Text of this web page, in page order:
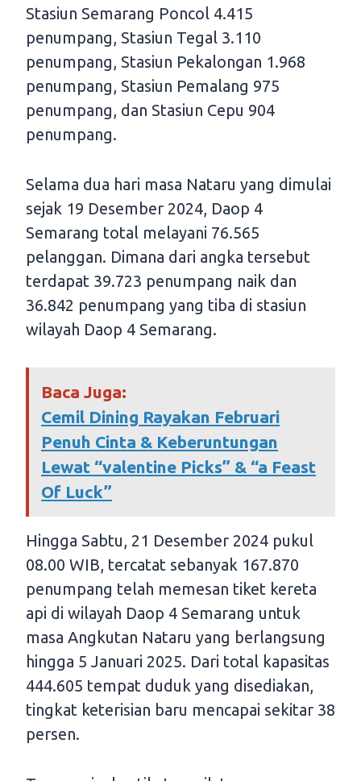
Stasiun Semarang Poncol 4.415
penumpang, Stasiun Tegal 3.110
penumpang, Stasiun Pekalongan 1.968
penumpang, Stasiun Pemalang 975
penumpang, dan Stasiun Cepu 904
penumpang.
Selama dua hari masa Nataru yang dimulai
sejak 19 Desember 2024, Daop 4
Semarang total melayani 76.565
pelanggan. Dimana dari angka tersebut
terdapat 39.723 penumpang naik dan
36.842 penumpang yang tiba di stasiun
wilayah Daop 4 Semarang.
Baca Juga:
Cemil Dining Rayakan Februari
Penuh Cinta & Keberuntungan
Lewat “valentine Picks” & “a Feast
Of Luck”
Hingga Sabtu, 21 Desember 2024 pukul
08.00 WIB, tercatat sebanyak 167.870
penumpang telah memesan tiket kereta
api di wilayah Daop 4 Semarang untuk
masa Angkutan Nataru yang berlangsung
hingga 5 Januari 2025. Dari total kapasitas
444.605 tempat duduk yang disediakan,
tingkat keterisian baru mencapai sekitar 38
persen.